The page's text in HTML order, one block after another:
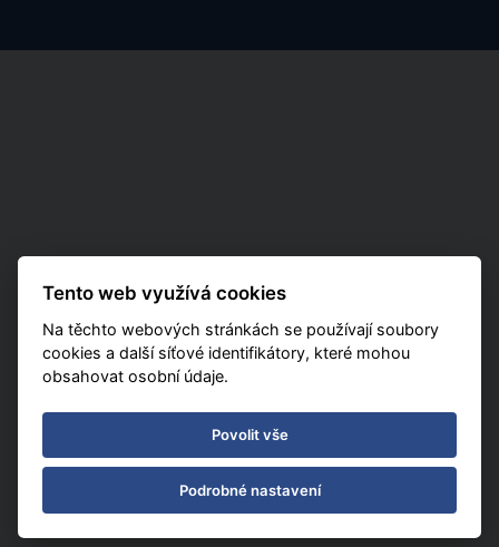
Tento web využívá cookies
Na těchto webových stránkách se používají soubory
cookies a další síťové identifikátory, které mohou
obsahovat osobní údaje.
Povolit vše
Podrobné nastavení